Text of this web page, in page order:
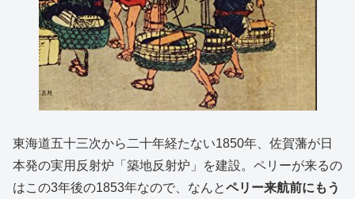
東海道五十三次から二十年経たない1850年、佐賀藩が日
本発の実用反射炉「築地反射炉」を建設。ペリーが来るの
はこの3年後の1853年なので、なんとペリー来航前にもう